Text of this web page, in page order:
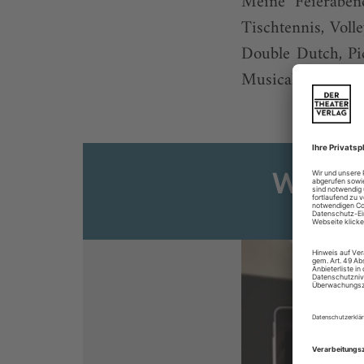
Tischtennis,
Double Dutch,
Musical Dance
Sie